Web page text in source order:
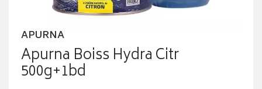
APURNA
Apurna Boiss Hydra Citr
500g+1bd